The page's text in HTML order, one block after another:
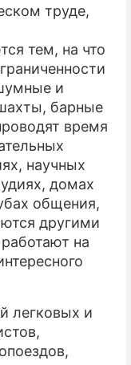
труде,
тем, на что
и
барные
время
научных
домах
общения,
другими
на
легковых и